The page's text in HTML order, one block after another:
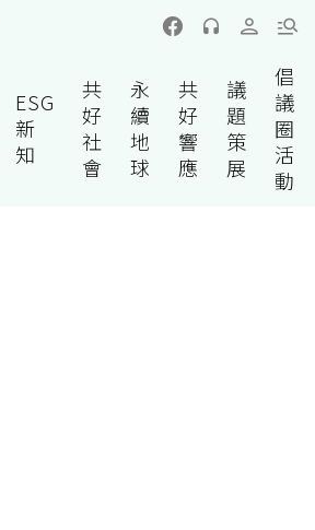
ESG
新
知
共
好
社
會
永
續
地
球
共
好
響
應
議
題
策
展
倡
議
圈
活
動